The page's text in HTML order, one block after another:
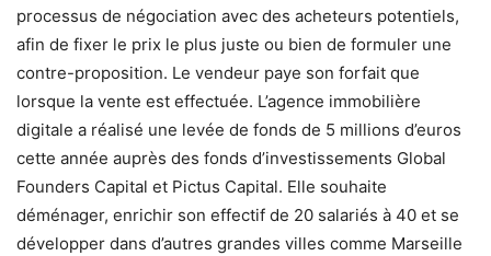
processus de négociation avec des acheteurs potentiels,
afin de fixer le prix le plus juste ou bien de formuler une
contre-proposition. Le vendeur paye son forfait que
lorsque la vente est effectuée. L’agence immobilière
digitale a réalisé une levée de fonds de 5 millions d’euros
cette année auprès des fonds d’investissements Global
Founders Capital et Pictus Capital. Elle souhaite
déménager, enrichir son effectif de 20 salariés à 40 et se
développer dans d’autres grandes villes comme Marseille